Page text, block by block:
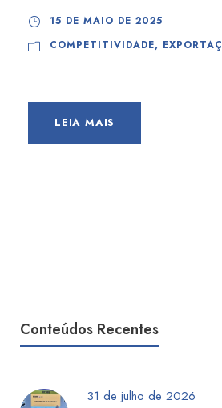
15 DE MAIO DE 2025
COMPETITIVIDADE,
LEIA MAIS
Conteúdos Recentes
31 de julho de 2026